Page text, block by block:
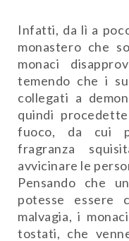
Infatti, da lì a
monastero che
monaci
temendo che i
collegati a
quindi
fuoco, da cui
fragranza
avvicinare le
Pensando che
potesse essere
malvagia, i
tostati, che